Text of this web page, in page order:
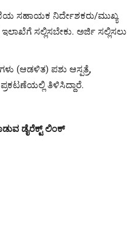
ಸಹಾಯಕ ನಿರ್ದೇಶಕರು/ಮುಖ್ಯ
ಸಲ್ಲಿಸಬೇಕು. ಅರ್ಜಿ ಸಲ್ಲಿಸಲು
(ಆಡಳಿತ) ಪಶು ಆಸ್ಪತ್ರೆ,
ತಿಳಿಸಿದ್ದಾರೆ.
ಡೈರೆಕ್ಟ್ ಲಿಂಕ್